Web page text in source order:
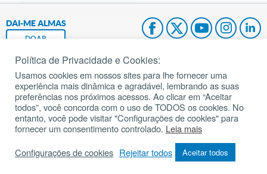
DAI-ME ALMAS
DOAR
Fundação João Paulo II
Pedido de Oração
Mapa do site
Todos os direitos reservados.
Política de Privacidade e Cookies:
Usamos cookies em nossos sites para lhe fornecer uma
experiência mais dinâmica e agradável, lembrando as suas
preferências nos próximos acessos. Ao clicar em “Aceitar
todos”, você concorda com o uso de TODOS os cookies. No
entanto, você pode visitar "Configurações de cookies" para
fornecer um consentimento controlado. Leia mais
Configurações de cookies Rejeitar todos Aceitar todos